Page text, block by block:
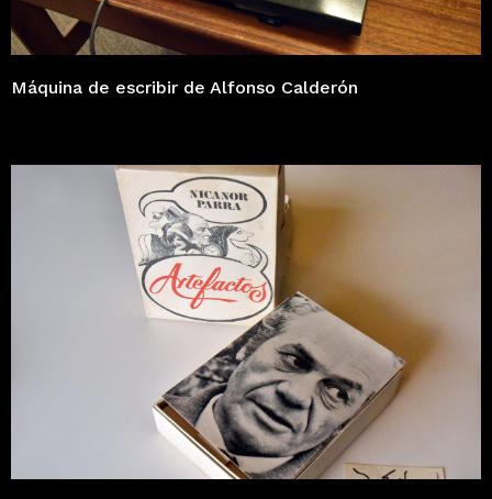
Máquina de escribir de Alfonso Calderón